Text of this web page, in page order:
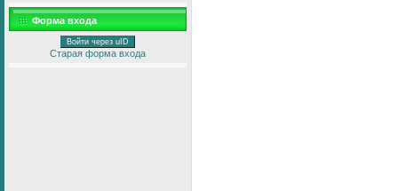
Форма входа
Войти через uID
Старая форма входа